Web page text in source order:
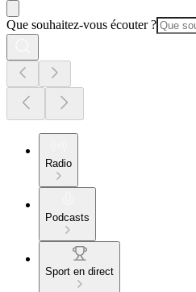
Que souhaitez-vous écouter ?
Radio
Podcasts
Sport en direct